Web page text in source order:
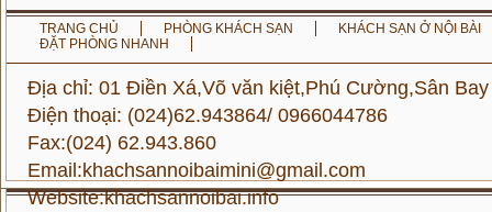
TRANG CHỦ PHÒNG KHÁCH SẠN
KHÁCH SẠN Ở NỘI BÀI
ĐẶT PHÒNG NHANH
Địa chỉ: 01 Điền Xá,Võ văn kiệt,Phú Cường,Sân
Điện thoại: (024)62.943864/ 0966044786
Fax:(024) 62.943.860
Email:khachsannoibaimini@gmail.com
Website:khachsannoibai.info